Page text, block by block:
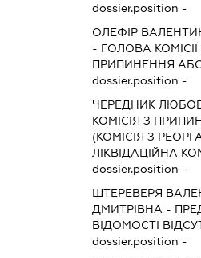
dossier.position -
ОЛЕФІР
- ГОЛОВА КОМІСІЇ
ПРИПИНЕННЯ АБО
dossier.position -
ЧЕРЕДНИК ЛЮБОВ
КОМІСІЯ З
(КОМІСІЯ З
ЛІКВІДАЦІЙНА
dossier.position -
ШТЕРЕВЕРЯ
ДМИТРІВНА -
ВІДОМОСТІ
dossier.position -